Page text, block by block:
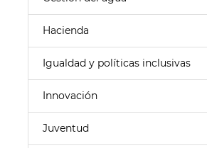
Hacienda
Igualdad y políticas inclusivas
Innovación
Juventud